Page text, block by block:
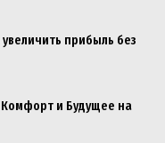
прибыль без
Комфорт и Будущее на